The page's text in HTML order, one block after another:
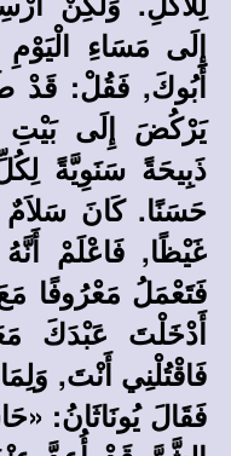
أَبُوكَ, فَقُلْ: قَدْ
يَرْكُضَ إِلَى بَيْتِ
حَسَنًا. كَانَ
فَتَعْمَلُ مَعْرُوفًا
أَدْخَلْتَ عَبْدَكَ
فَقَالَ يُونَاثَانُ: